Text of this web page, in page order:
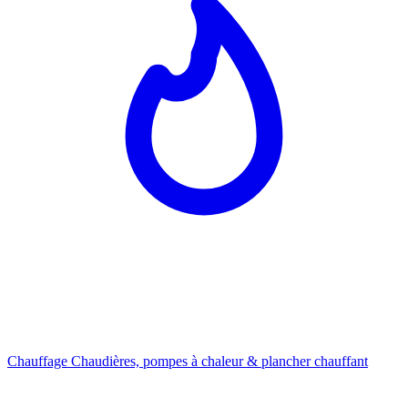
Chauffage Chaudières, pompes à chaleur & plancher chauffant